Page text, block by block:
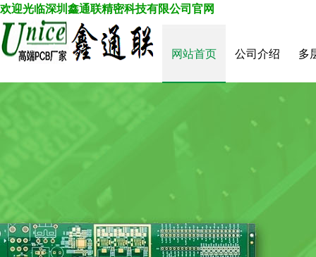
网站首页 公司介绍 多
欢迎光临深圳鑫通联精密科技有限公司 官网